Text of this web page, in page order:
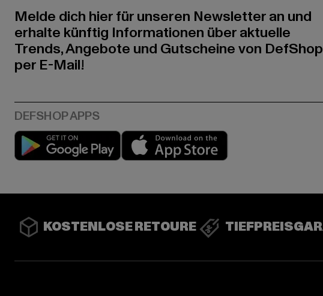
Melde dich hier für unseren Newsletter an und
erhalte künftig Informationen über aktuelle
Trends, Angebote und Gutscheine von DefShop
per E-Mail!
Play market
KOSTENLOSE RETOURE